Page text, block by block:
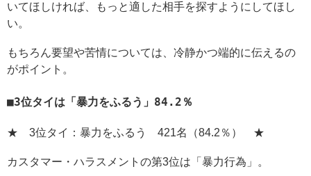
いてほしければ、もっと適した相手を探すようにしてほし
い。
もちろん要望や苦情については、冷静かつ端的に伝えるの
がポイント。
3位タイは「暴力をふるう」84.2％
★ 3位タイ：暴力をふるう 421名（84.2％） ★
カスタマー・ハラスメントの第3位は「暴力行為」。